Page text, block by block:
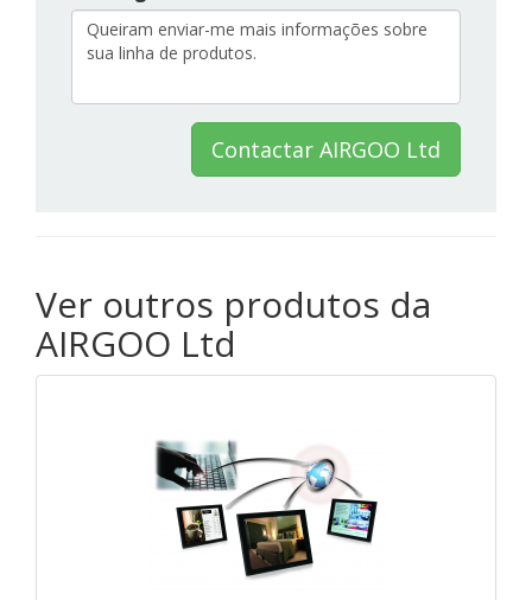
Contactar AIRGOO Ltd
Ver outros produtos da
AIRGOO Ltd